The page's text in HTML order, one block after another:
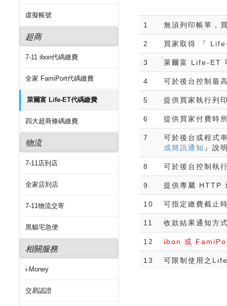
虛擬帳號
超商
7-11 ibon代碼繳費
全家 FamiPort代碼繳費
萊爾富 Life-ET代碼繳費
四大超商條碼繳費
物流
7-11店到店
全家店到店
7-11物流交寄
黑貓宅急便
相關服務
i-Money
交易認證
1 無須列印帳單，
2 買家取得 『
3 萊爾富 Life-ET
4 可於後台控制最
5 提供買家執行列
6 提供買家付費時
7
可於後台或程式
成簡訊通知 』說
8 可於後台控制執
9 提供專屬 HTTP
10 可指定繳費截止
11 收款結果通知方
12 ibon 或
13 可限制使用之